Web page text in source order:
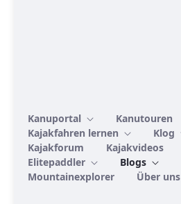
Kanuportal
Kanutouren
Kajakfahren lernen
Klog
Kajakforum
Kajakvideos
Elitepaddler
Blogs
Mountainexplorer
Über uns